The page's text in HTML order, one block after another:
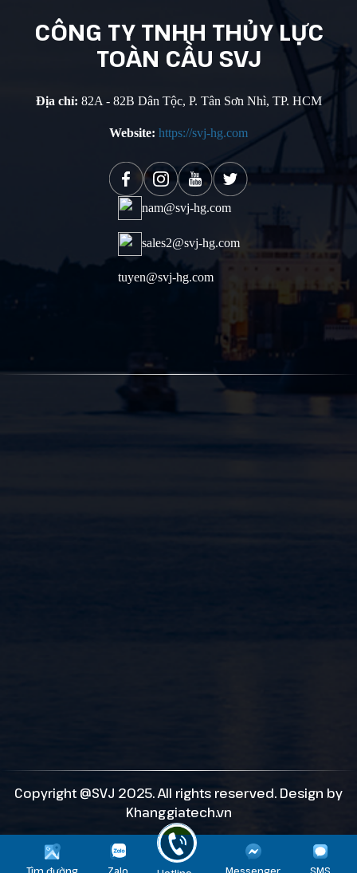
CÔNG TY TNHH THỦY LỰC
TOÀN CẦU SVJ
Địa chỉ: 82A - 82B Dân Tộc, P. Tân Sơn Nhì, TP. HCM
Website: https://svj-hg.com
nam@svj-hg.com
sales2@svj-hg.com
tuyen@svj-hg.com
Copyright @SVJ 2025. All rights reserved. Design by
Khanggiatech.vn
Tìm đường Zalo Messenger SMS